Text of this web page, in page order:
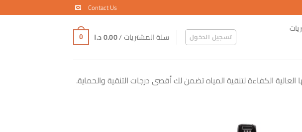
Contact Us
تسجيل الدخول سلة المشتريات /0.00د.ا 0
الكفاءة لتنقية المياه تضمن لك أقصى درجات التنقية والحماية.